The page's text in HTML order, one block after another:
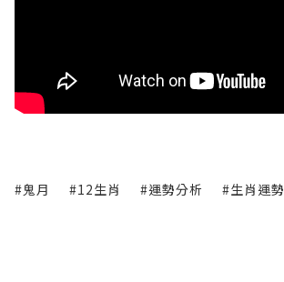
#鬼月 #12生肖 #運勢分析 #生肖運勢